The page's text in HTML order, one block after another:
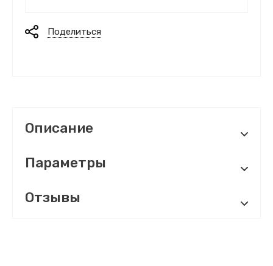
Поделиться
Описание
Параметры
Отзывы